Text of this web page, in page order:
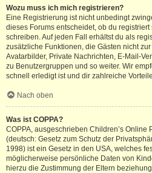
Wozu muss ich mich registrieren?
Eine Registrierung ist nicht unbedingt
dieses Forums entscheidet, ob du
schreiben. Auf jeden Fall erhältst du als
zusätzliche Funktionen, die Gästen nicht
Avatarbilder, Private Nachrichten, E-Mail-
zu Benutzergruppen und so weiter. Wir
schnell erledigt ist und dir zahlreiche
Nach oben
Was ist COPPA?
COPPA, ausgeschrieben Children’s Online
(deutsch: Gesetz zum Schutz der
1998) ist ein Gesetz in den USA, welches
möglicherweise persönliche Daten von
hierzu die Zustimmung der Eltern